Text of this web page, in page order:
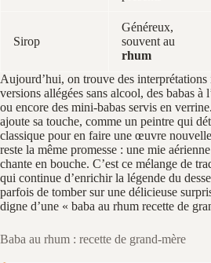
Sirop
Généreux,
souvent au
rhum
Aujourd’hui, on trouve des interprétations
versions allégées sans alcool, des babas à
ou encore des mini-babas servis en
ajoute sa touche, comme un peintre qui
classique pour en faire une œuvre
reste la même promesse : une mie
chante en bouche. C’est ce mélange de
qui continue d’enrichir la légende du
parfois de tomber sur une délicieuse
digne d’une « baba au rhum recette de
Baba au rhum : recette de grand-mère